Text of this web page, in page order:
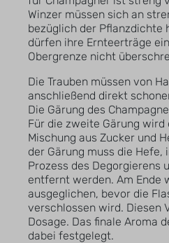
Winzer müssen sich an
bezüglich der Pflanzdichte
dürfen ihre Ernteerträge
Obergrenze nicht
Die Trauben müssen von
anschließend direkt
Die Gärung des
Für die zweite Gärung wird
Mischung aus Zucker und
der Gärung muss die Hefe,
Prozess des Degorgierens
entfernt werden. Am Ende
ausgeglichen, bevor die
verschlossen wird. Diesen
Dosage. Das finale Aroma
dabei festgelegt.